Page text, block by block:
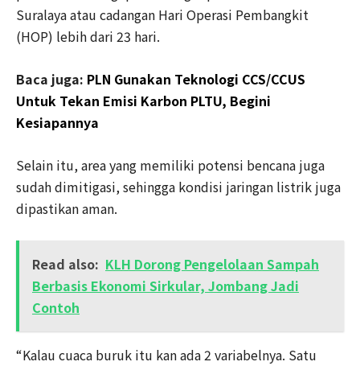
Suralaya atau cadangan Hari Operasi Pembangkit
(HOP) lebih dari 23 hari.
Baca juga: PLN Gunakan Teknologi CCS/CCUS
Untuk Tekan Emisi Karbon PLTU, Begini
Kesiapannya
Selain itu, area yang memiliki potensi bencana juga
sudah dimitigasi, sehingga kondisi jaringan listrik juga
dipastikan aman.
Read also: KLH Dorong Pengelolaan Sampah
Berbasis Ekonomi Sirkular, Jombang Jadi
Contoh
“Kalau cuaca buruk itu kan ada 2 variabelnya. Satu